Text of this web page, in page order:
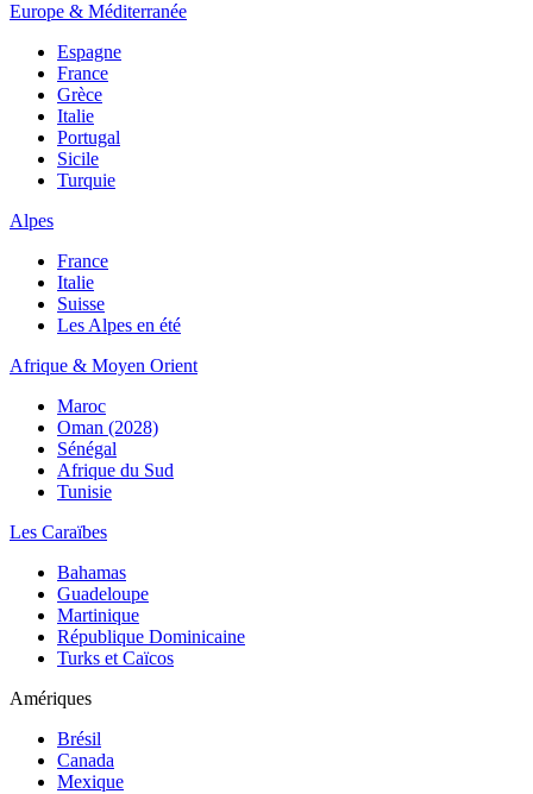
Europe & Méditerranée
Espagne
France
Grèce
Italie
Portugal
Sicile
Turquie
Alpes
France
Italie
Suisse
Les Alpes en été
Afrique & Moyen Orient
Maroc
Oman (2028)
Sénégal
Afrique du Sud
Tunisie
Les Caraïbes
Bahamas
Guadeloupe
Martinique
République Dominicaine
Turks et Caïcos
Amériques
Brésil
Canada
Mexique